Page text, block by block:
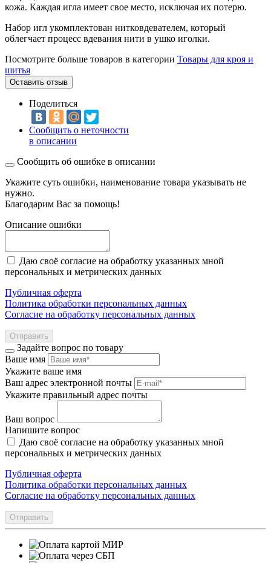
кожа. Каждая игла имеет свое место, исключая их потерю.
Набор игл укомплектован нитковдевателем, который
облегчает процесс вдевания нити в ушко иголки.
Посмотрите больше товаров в категории Товары для кроя и
шитья
Оставить отзыв
Поделиться
Сообщить о неточности
в описании
Сообщить об ошибке в описании
Укажите суть ошибки, наименование товара указывать не
нужно.
Благодарим Вас за помощь!
Описание ошибки
Даю своё согласие на обработку указанных мной
персональных и метрических данных
Публичная оферта
Политика обработки персональных данных
Согласие на обработку персональных данных
Отправить
Задайте вопрос по товару
Ваше имя
Укажите ваше имя
Ваш адрес электронной почты
Укажите правильный адрес почты
Ваш вопрос
Напишите вопрос
Даю своё согласие на обработку указанных мной
персональных и метрических данных
Публичная оферта
Политика обработки персональных данных
Согласие на обработку персональных данных
Отправить